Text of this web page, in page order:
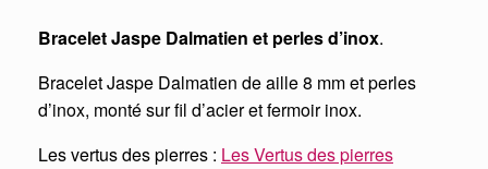
Bracelet Jaspe Dalmatien et perles d’inox.
Bracelet Jaspe Dalmatien de aille 8 mm et perles
d’inox, monté sur fil d’acier et fermoir inox.
Les vertus des pierres : Les Vertus des pierres